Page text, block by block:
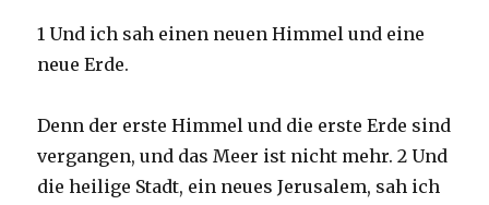
1 Und ich sah einen neuen Himmel und eine
neue Erde.
Denn der erste Himmel und die erste Erde sind
vergangen, und das Meer ist nicht mehr. 2 Und
die heilige Stadt, ein neues Jerusalem, sah ich